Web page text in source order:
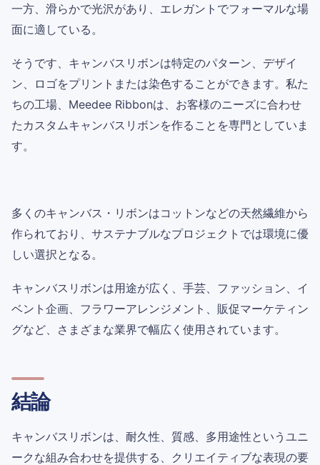
一方、滑らかで光沢があり、エレガントでフォーマルな場
面に適している。
そうです、キャンバスリボンは特定のパターン、デザイ
ン、ロゴをプリントまたは染色することができます。私た
ちの工場、Meedee Ribbonは、お客様のニーズに合わせ
たカスタムキャンバスリボンを作ることを専門としていま
す。
多くのキャンバス・リボンはコットンなどの天然繊維から
作られており、サステナブルなプロジェクトでは環境に優
しい選択となる。
キャンバスリボンは用途が広く、手芸、ファッション、イ
ベント企画、フラワーアレンジメント、販促マーケティン
グなど、さまざまな業界で幅広く使用されています。
結論
キャンバスリボンは、耐久性、質感、多用途性というユニ
ークな組み合わせを提供する、クリエイティブな表現の要